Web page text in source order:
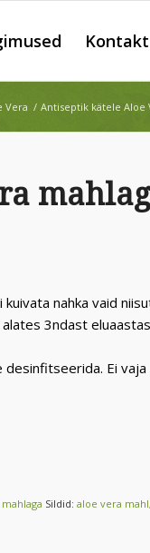
Kontakt
Vera / Antiseptik kätele Aloe
nahka vaid
3ndast
desinfitseerida. Ei
Sildid:aloe vera mahl,